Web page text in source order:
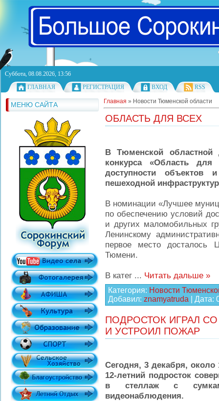
Суббота, 08.08.2026, 13:56
ГЛАВНАЯ
РЕГИСТРАЦИЯ ВХОД RSS
МЕНЮ САЙТА Главная » Новости Тюменской области
ОБЛАСТЬ ДЛЯ ВСЕХ
В Тюменской областной
конкурса «Область для
доступности объектов
пешеходной
В номинации «Лучшее
по обеспечению условий
и других маломобильных
Ленинскому
первое место досталось
Тюмени.
В катег ... Читать дальше »
Категория: Новости
Добавил: znamyatruda | Дата:
ПОДРОСТОК ИГРАЛ
И УСТРОИЛ ПОЖАР
Сегодня, 3 декабря, около
12-летний подросток
в стеллаж с
видеонаблюдения.